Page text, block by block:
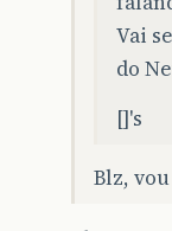
Vai
do
[]'s
Blz,